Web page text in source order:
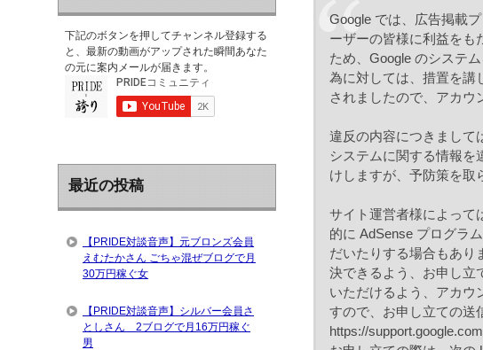
Google では、広告掲載
ーザーの皆様に利益をも
ため、Google のシステ
為に対しては、措置を講
されましたので、アカウ
違反の内容につきまして
システムに関する情報を
けしますが、予防策を取
サイト運営者様によって
的に AdSense プログラ
だいたりする場合もあり
決できるよう、お申し立
いただけるよう、アカウ
すので、お申し立ての送
https://
下記のボタンを押してチャンネル登録する
と、最新の動画がアップされた瞬間あなた
の元に案内メールが届きます。
最近の投稿
【PRIDE対談音声】元ブロンズ会員
えむたかさん ごちゃ混ぜブログで月
30万円稼ぐ女
【PRIDE対談音声】シルバー会員さ
としさん 2ブログで月16万円稼ぐ
男